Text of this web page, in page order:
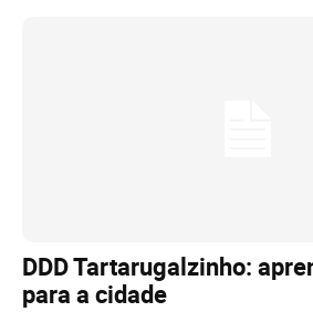
DDD Tartarugalzinho:
para a cidade